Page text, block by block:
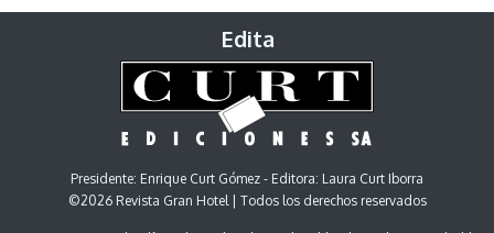
Edita
Presidente: Enrique Curt Gómez - Editora: Laura Curt Iborra
©2026 Revista Gran Hotel | Todos los derechos reservados